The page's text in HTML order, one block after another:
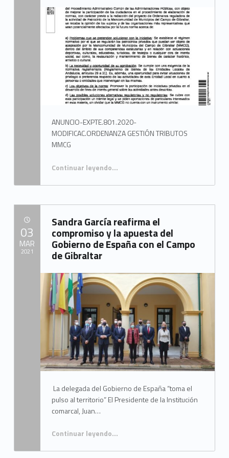
ANUNCIO-EXPTE.801.2020-
MODIFICAC.ORDENANZA GESTIÓN TRIBUTOS
MMCG
Continuar leyendo…
Sandra García reafirma el
compromiso y la apuesta del
Gobierno de España con el Campo
de Gibraltar
La delegada del Gobierno de España “toma el
pulso al territorio” El Presidente de la Institución
comarcal, Juan…
Continuar leyendo…
POSTED ON:03
MAR
2021